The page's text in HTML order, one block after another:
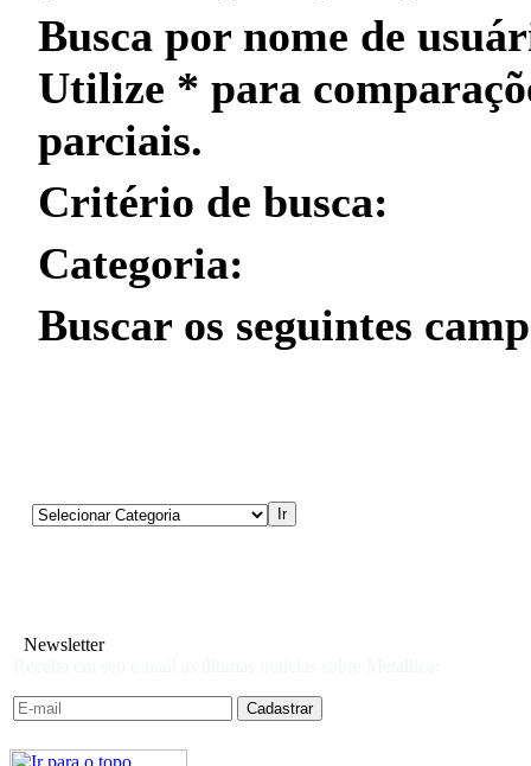
Busca por nome de
Utilize * para
parciais.
Critério de busca:
Categoria:
Buscar os seguintes
Newsletter